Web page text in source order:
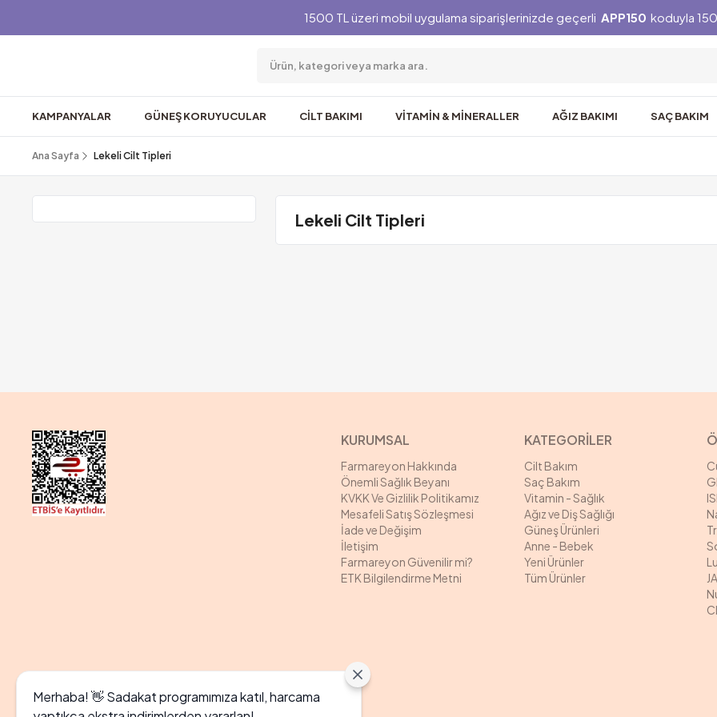
1500 TL üzeri mobil uygulama siparişlerinizde geçerli APP150 koduyla
KAMPANYALAR GÜNEŞ KORUYUCULAR CİLT BAKIMI VİTAMİN & MİNERALLER AĞIZ BAKIMI SAÇ BAKIM
Ana Sayfa Lekeli Cilt Tipleri
Lekeli Cilt Tipleri
KURUMSAL
Farmareyon Hakkında
Önemli Sağlık Beyanı
KVKK Ve Gizlilik Politikamız
Mesafeli Satış Sözleşmesi
İade ve Değişim
İletişim
Farmareyon Güvenilir mi?
ETK Bilgilendirme Metni
KATEGORİLER
Cilt Bakım
Saç Bakım
Vitamin - Sağlık
Ağız ve Diş Sağlığı
Güneş Ürünleri
Anne - Bebek
Yeni Ürünler
Tüm Ürünler
Merhaba! 👋 Sadakat programımıza katıl, harcama